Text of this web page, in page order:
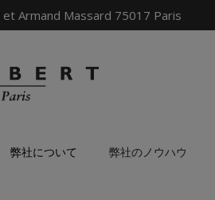
Armand Massard 75017 Paris
弊社について 弊社のノウハウ